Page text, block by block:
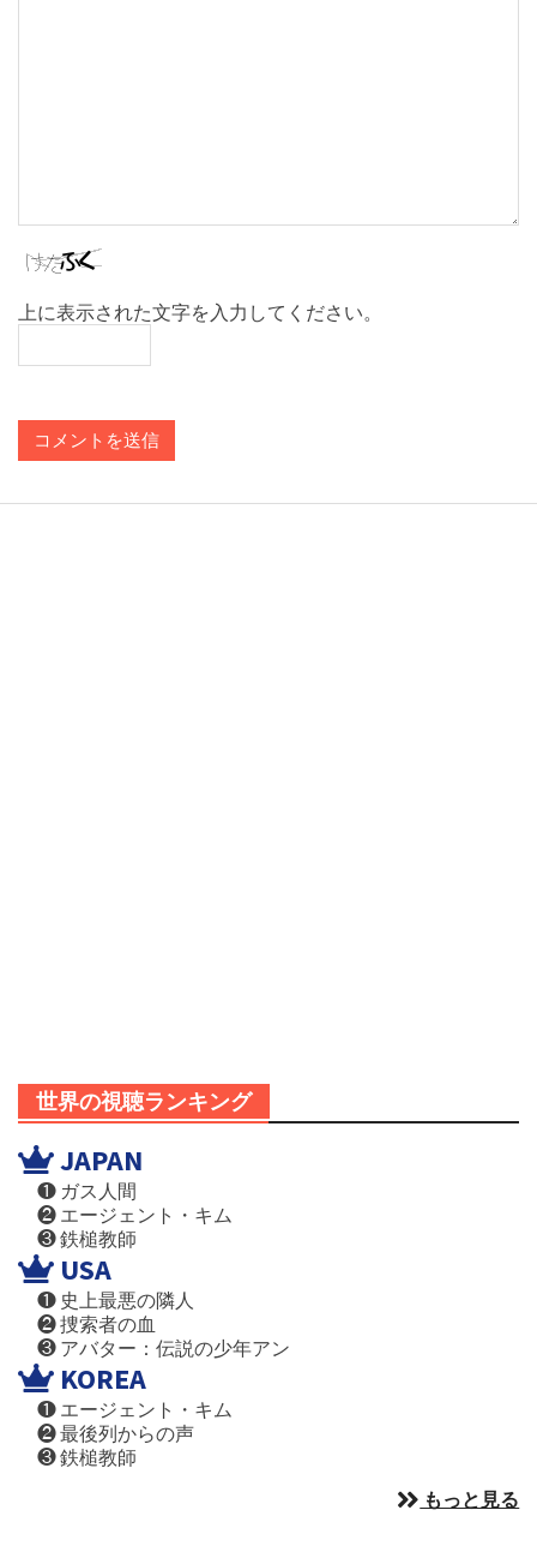
上に表示された文字を入力してください。
世界の視聴ランキング
JAPAN
❶ ガス人間
❷ エージェント・キム
❸ 鉄槌教師
USA
❶ 史上最悪の隣人
❷ 捜索者の血
❸ アバター：伝説の少年アン
KOREA
❶ エージェント・キム
❷ 最後列からの声
❸ 鉄槌教師
もっと見る